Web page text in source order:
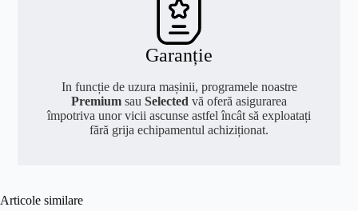
Garanție
In funcție de uzura mașinii, programele noastre
Premium sau Selected vă oferă asigurarea
împotriva unor vicii ascunse astfel încât să exploatați
fără grija echipamentul achiziționat.
Articole similare